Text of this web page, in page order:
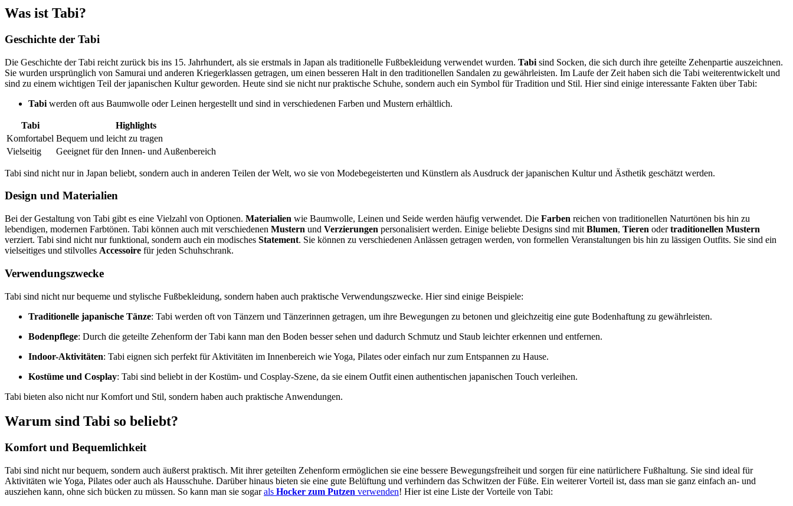
Was ist Tabi?
Geschichte der Tabi
Die Geschichte der Tabi reicht zurück bis ins 15. Jahrhundert, als sie erstmals in Japan als traditionelle Fußbekleidung verwendet wurden. Tabi sind Socken, die sich durch ihre geteilte Zehenpartie auszeichnen.
Sie wurden ursprünglich von Samurai und anderen Kriegerklassen getragen, um einen besseren Halt in den traditionellen Sandalen zu gewährleisten. Im Laufe der Zeit haben sich die Tabi weiterentwickelt und
sind zu einem wichtigen Teil der japanischen Kultur geworden. Heute sind sie nicht nur praktische Schuhe, sondern auch ein Symbol für Tradition und Stil. Hier sind einige interessante Fakten über Tabi:
Tabi werden oft aus Baumwolle oder Leinen hergestellt und sind in verschiedenen Farben und Mustern erhältlich.
Tabi
Highlights
Komfortabel Bequem und leicht zu tragen
Vielseitig
Geeignet für den Innen- und Außenbereich
Tabi sind nicht nur in Japan beliebt, sondern auch in anderen Teilen der Welt, wo sie von Modebegeisterten und Künstlern als Ausdruck der japanischen Kultur und Ästhetik geschätzt werden.
Design und Materialien
Bei der Gestaltung von Tabi gibt es eine Vielzahl von Optionen. Materialien wie Baumwolle, Leinen und Seide werden häufig verwendet. Die Farben reichen von traditionellen Naturtönen bis hin zu
lebendigen, modernen Farbtönen. Tabi können auch mit verschiedenen Mustern und Verzierungen personalisiert werden. Einige beliebte Designs sind mit Blumen, Tieren odertraditionellen Mustern
verziert. Tabi sind nicht nur funktional, sondern auch ein modisches Statement. Sie können zu verschiedenen Anlässen getragen werden, von formellen Veranstaltungen bis hin zu lässigen Outfits. Sie sind ein
vielseitiges und stilvolles Accessoire für jeden Schuhschrank.
Verwendungszwecke
Tabi sind nicht nur bequeme und stylische Fußbekleidung, sondern haben auch praktische Verwendungszwecke. Hier sind einige Beispiele:
Traditionelle japanische Tänze: Tabi werden oft von Tänzern und Tänzerinnen getragen, um ihre Bewegungen zu betonen und gleichzeitig eine gute Bodenhaftung zu gewährleisten.
Bodenpflege: Durch die geteilte Zehenform der Tabi kann man den Boden besser sehen und dadurch Schmutz und Staub leichter erkennen und entfernen.
Indoor-Aktivitäten: Tabi eignen sich perfekt für Aktivitäten im Innenbereich wie Yoga, Pilates oder einfach nur zum Entspannen zu Hause.
Kostüme und Cosplay: Tabi sind beliebt in der Kostüm- und Cosplay-Szene, da sie einem Outfit einen authentischen japanischen Touch verleihen.
Tabi bieten also nicht nur Komfort und Stil, sondern haben auch praktische Anwendungen.
Warum sind Tabi so beliebt?
Komfort und Bequemlichkeit
Tabi sind nicht nur bequem, sondern auch äußerst praktisch. Mit ihrer geteilten Zehenform ermöglichen sie eine bessere Bewegungsfreiheit und sorgen für eine natürlichere Fußhaltung. Sie sind ideal für
Aktivitäten wie Yoga, Pilates oder auch als Hausschuhe. Darüber hinaus bieten sie eine gute Belüftung und verhindern das Schwitzen der Füße. Ein weiterer Vorteil ist, dass man sie ganz einfach an- und
ausziehen kann, ohne sich bücken zu müssen. So kann man sie sogarals Hocker zum Putzen verwenden! Hier ist eine Liste der Vorteile von Tabi: